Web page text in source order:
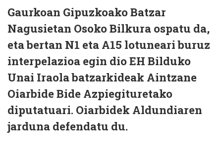
Gaurkoan Gipuzkoako Batzar
Nagusietan Osoko Bilkura ospatu da,
eta bertan N1 eta A15 lotuneari buruz
interpelazioa egin dio EH Bilduko
Unai Iraola batzarkideak Aintzane
Oiarbide Bide Azpiegituretako
diputatuari. Oiarbidek Aldundiaren
jarduna defendatu du.